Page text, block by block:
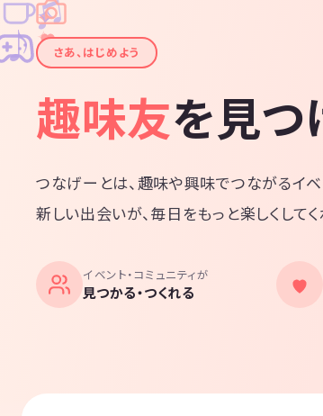
✦
✦
✧
✧
♪
♫
さあ、はじめよう
趣味友を見つ
つなげーとは、趣味や興味でつながるイベ
新しい出会いが、毎日をもっと楽しくしてく
イベント・コミュニティが
見つかる・つくれる